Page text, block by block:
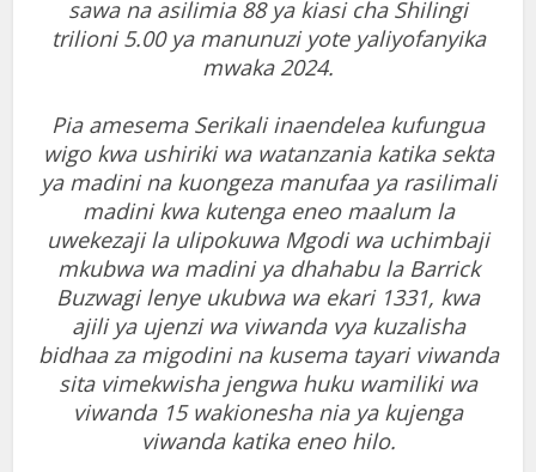
sawa na asilimia 88 ya kiasi cha Shilingi
trilioni 5.00 ya manunuzi yote yaliyofanyika
mwaka 2024.
Pia amesema Serikali inaendelea kufungua
wigo kwa ushiriki wa watanzania katika sekta
ya madini na kuongeza manufaa ya rasilimali
madini kwa kutenga eneo maalum la
uwekezaji la ulipokuwa Mgodi wa uchimbaji
mkubwa wa madini ya dhahabu la Barrick
Buzwagi lenye ukubwa wa ekari 1331, kwa
ajili ya ujenzi wa viwanda vya kuzalisha
bidhaa za migodini na kusema tayari viwanda
sita vimekwisha jengwa huku wamiliki wa
viwanda 15 wakionesha nia ya kujenga
viwanda katika eneo hilo.